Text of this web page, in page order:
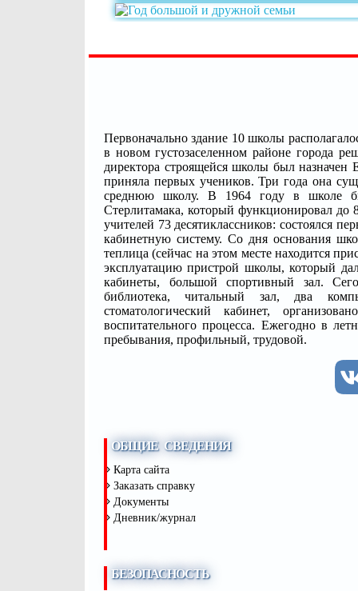
Первоначально здание 10 школы
в новом густозаселенном районе города
директора строящейся школы был
приняла первых учеников. Три года она
среднюю школу. В 1964 году в школе
Стерлитамака, который функционировал
учителей 73 десятиклассников: состоялся
кабинетную систему. Со дня основания
теплица (сейчас на этом месте находится
эксплуатацию пристрой школы, который
кабинеты, большой спортивный зал.
библиотека, читальный зал, два
стоматологический кабинет,
воспитательного процесса. Ежегодно в
пребывания, профильный, трудовой.
ОБЩИЕ СВЕДЕНИЯ
Карта сайта
Заказать справку
Документы
Дневник/журнал
БЕЗОПАСНОСТЬ